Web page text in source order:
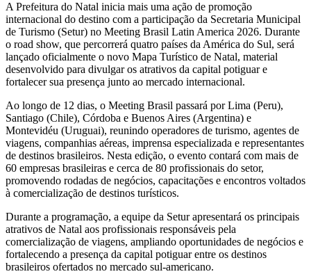
A Prefeitura do Natal inicia mais uma ação de promoção
internacional do destino com a participação da Secretaria Municipal
de Turismo (Setur) no Meeting Brasil Latin America 2026. Durante
o road show, que percorrerá quatro países da América do Sul, será
lançado oficialmente o novo Mapa Turístico de Natal, material
desenvolvido para divulgar os atrativos da capital potiguar e
fortalecer sua presença junto ao mercado internacional.
Ao longo de 12 dias, o Meeting Brasil passará por Lima (Peru),
Santiago (Chile), Córdoba e Buenos Aires (Argentina) e
Montevidéu (Uruguai), reunindo operadores de turismo, agentes de
viagens, companhias aéreas, imprensa especializada e representantes
de destinos brasileiros. Nesta edição, o evento contará com mais de
60 empresas brasileiras e cerca de 80 profissionais do setor,
promovendo rodadas de negócios, capacitações e encontros voltados
à comercialização de destinos turísticos.
Durante a programação, a equipe da Setur apresentará os principais
atrativos de Natal aos profissionais responsáveis pela
comercialização de viagens, ampliando oportunidades de negócios e
fortalecendo a presença da capital potiguar entre os destinos
brasileiros ofertados no mercado sul-americano.